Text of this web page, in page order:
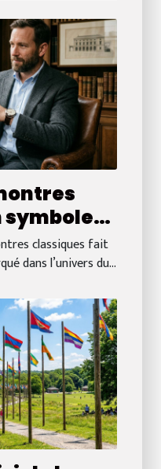
symbole
classiques fait
dans l’univers du...